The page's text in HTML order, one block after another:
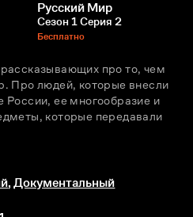
Русский Мир
Сезон 1 Серия 2
Бесплатно
про то, чем
Про людей, которые внесли
России, ее многообразие и
которые передавали
,Документальный